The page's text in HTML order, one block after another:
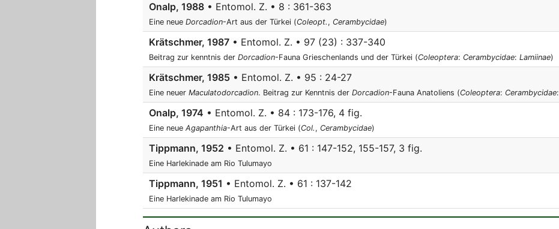
Onalp, 1988 • Entomol. Z. • 8 : 361-363
Eine neue Dorcadion-Art aus der Türkei (Coleopt. , Cerambycidae)
Krätschmer, 1987 • Entomol. Z. • 97 (23) : 337-340
Beitrag zur kenntnis der Dorcadion-Fauna Grieschenlands und der Türkei (Coleoptera: Cerambycidae: Lamiinae)
Krätschmer, 1985 • Entomol. Z. • 95 : 24-27
Eine neuer Maculatodorcadion. Beitrag zur Kenntnis der Dorcadion-Fauna Anatoliens (Coleoptera: Cerambycidae:
Onalp, 1974 • Entomol. Z. • 84 : 173-176, 4 fig.
Eine neue Agapanthia-Art aus der Türkei (Col. , Cerambycidae)
Tippmann, 1952 • Entomol. Z. • 61 : 147-152, 155-157, 3 fig.
Eine Harlekinade am Rio Tulumayo
Tippmann, 1951 • Entomol. Z. • 61 : 137-142
Eine Harlekinade am Rio Tulumayo